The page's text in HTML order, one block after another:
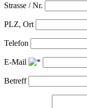
Strasse / Nr.
PLZ, Ort
Telefon
E-Mail
Betreff